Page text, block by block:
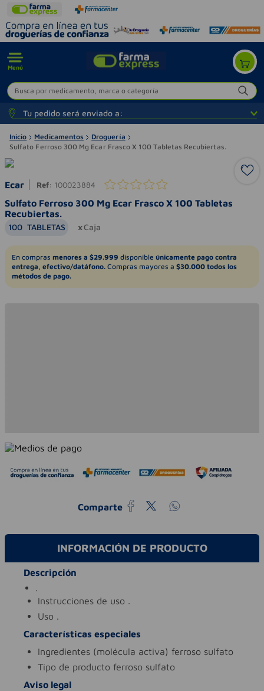
Menú
Busca por medicamento, marca o categoría
Tu pedido será enviado a:
Inicio Medicamentos
Droguería
Sulfato Ferroso 300 Mg Ecar Frasco X 100 Tabletas Recubiertas.
Ecar Ref: 100023884
Sulfato Ferroso 300 Mg Ecar Frasco X 100 Tabletas
Recubiertas.
100 TABLETAS Caja
En compras menores a $29.999 disponible únicamente pago contra
entrega, efectivo/datáfono. Compras mayores a $30.000 todos los
métodos de pago.
Comparte
INFORMACIÓN DE PRODUCTO
Descripción
.
instrucciones de uso .
uso .
Características especiales
ingredientes (molécula activa) ferroso sulfato
tipo de producto ferroso sulfato
Aviso legal